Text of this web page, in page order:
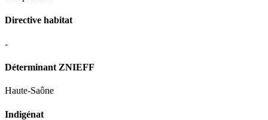
Directive habitat
-
Déterminant ZNIEFF
Haute-Saône
Indigénat